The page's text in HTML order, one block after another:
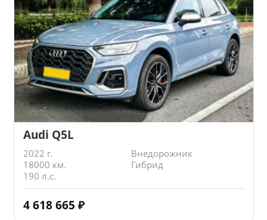
Audi Q5L
2022 г.
Внедорожник
18000 км.
Гибрид
190 л.с.
4 618 665 ₽